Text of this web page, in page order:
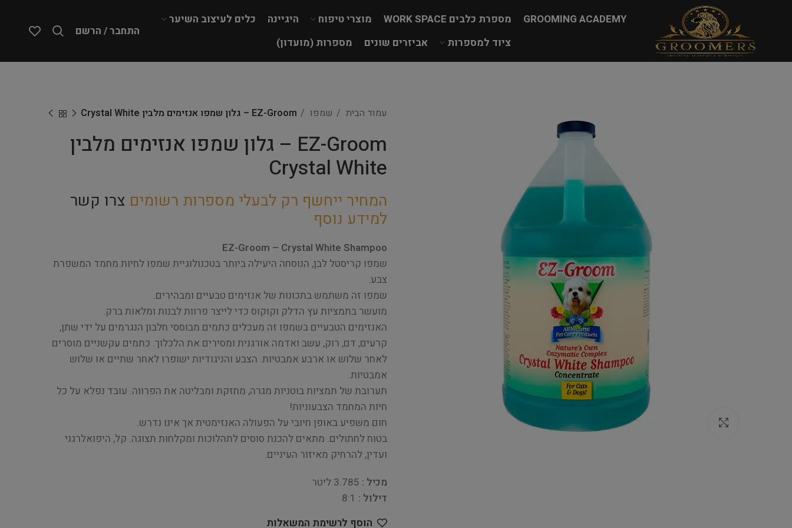
GROOMING ACADEMY מספרת כלבים WORK SPACE מוצרי טיפוח היגיינה
כלים לעיצוב השיער
ציוד למספרות
אביזרים שונים מספרות (מועדון)
התחבר / הרשם
עמוד הבית שמפו EZ-Groom – גלון שמפו אנזימים מלבין Crystal White
EZ-Groom – גלון שמפו אנזימים מלבין
Crystal White
המחיר ייחשף רק לבעלי מספרות רשומים צרו קשר
למידע נוסף
EZ-Groom – Crystal White Shampoo
שמפו קריסטל לבן, הנוסחה היעילה ביותר בטכנולוגיית שמפו לחיות מחמד המשפרת
צבע.
שמפו זה משתמש בתכונות של אנזימים טבעיים ומבהירים.
מועשר בתמציות עץ הדלק וקוקוס כדי לייצר פרוות לבנות ומלאות ברק.
האנזימים הטבעיים בשמפו זה מעכלים כתמים מבוססי חלבון הנגרמים על ידי שתן,
קרעים, דם, רוק, עשב ואדמה אורגנית ומסירים את הלכלוך. כתמים עקשניים מוסרים
לאחר שלוש או ארבע אמבטיות. הצבע והניגודיות ישופרו לאחר שתיים או שלוש
אמבטיות.
תערובת של תמציות בוטניות מגרה, מחזקת ומבליטה את הפרווה. עובד נפלא על כל
חיות המחמד הצבעוניות!
חום משפיע באופן חיובי על הפעולה האנזימטית אך אינו נדרש.
בטוח לחתולים. מתאים להכנת סוסים לתהלוכות ומקלחות תצוגה. קל, היפואלרגני
ועדין, להרחיק מאיזור העיניים.
מכיל :
דילול :
הוסף לרשימת המשאלות